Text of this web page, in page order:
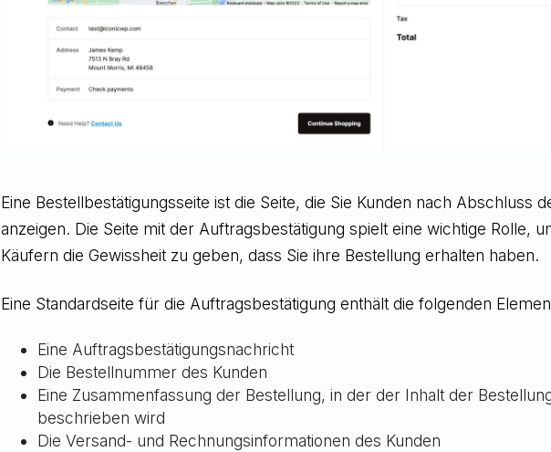
Eine Bestellbestätigungsseite ist die Seite, die Sie Kunden nach Abschluss
anzeigen. Die Seite mit der Auftragsbestätigung spielt eine wichtige Rolle,
Käufern die Gewissheit zu geben, dass Sie ihre Bestellung erhalten haben.
Eine Standardseite für die Auftragsbestätigung enthält die folgenden
Eine Auftragsbestätigungsnachricht
Die Bestellnummer des Kunden
Eine Zusammenfassung der Bestellung, in der der Inhalt der
beschrieben wird
Die Versand- und Rechnungsinformationen des Kunden